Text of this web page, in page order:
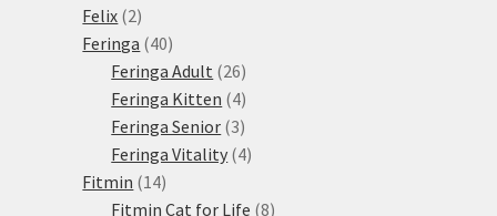
Felix 22
produkty
Feringa 4040
produktů
Feringa Adult 2626
produktů
Feringa Kitten 44
produkty
Feringa Senior 33
produkty
Feringa Vitality 44
Fitmin 1414
produktů
Fitmin Cat for Life 88